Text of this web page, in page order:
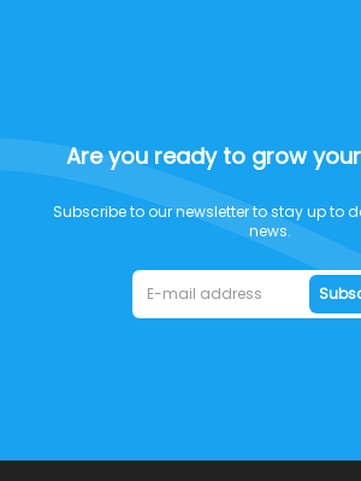
Are you ready to grow
Subscribe to our newsletter to stay up to
news.